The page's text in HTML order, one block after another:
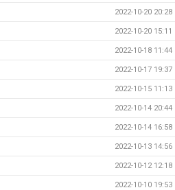
2022-10-20 20:28
2022-10-20 15:11
2022-10-18 11:44
2022-10-17 19:37
2022-10-15 11:13
2022-10-14 20:44
2022-10-14 16:58
2022-10-13 14:56
2022-10-12 12:18
2022-10-10 19:53